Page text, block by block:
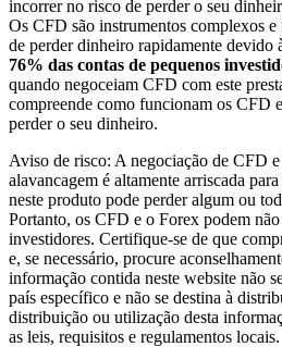
incorrer no risco de perder o seu
Os CFD são instrumentos complexos
de perder dinheiro rapidamente devido
76% das contas de pequenos
quando negoceiam CFD com este
compreende como funcionam os CFD
perder o seu dinheiro.
Aviso de risco: A negociação de CFD
alavancagem é altamente arriscada
neste produto pode perder algum ou
Portanto, os CFD e o Forex podem
investidores. Certifique-se de que
e, se necessário, procure
informação contida neste website não
país específico e não se destina à
distribuição ou utilização desta
as leis, requisitos e regulamentos locais.